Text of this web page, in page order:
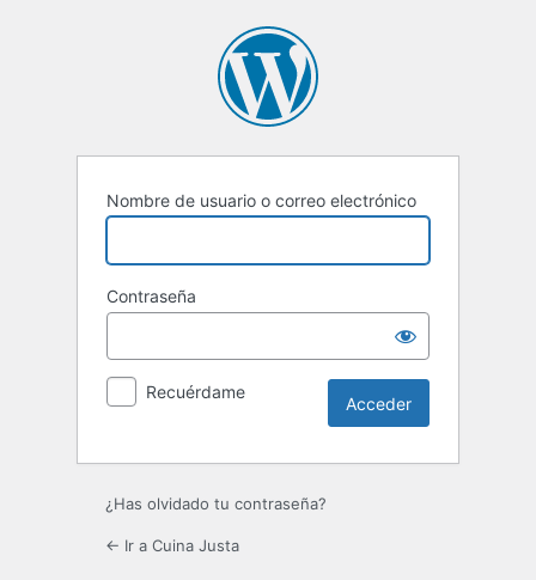
Nombre de usuario o correo electrónico
Contraseña
Recuérdame
¿Has olvidado tu contraseña?
← Ir a Cuina Justa